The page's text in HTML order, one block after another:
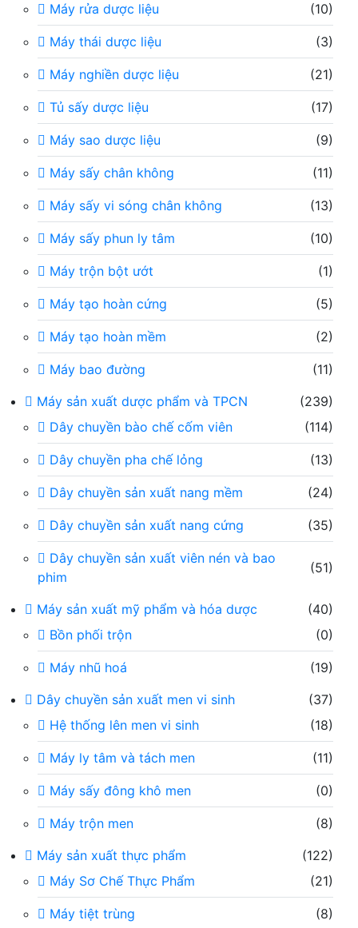
Máy rửa dược liệu (10)
Máy thái dược liệu (3)
Máy nghiền dược liệu (21)
Tủ sấy dược liệu (17)
Máy sao dược liệu (9)
Máy sấy chân không (11)
Máy sấy vi sóng chân không (13)
Máy sấy phun ly tâm (10)
Máy trộn bột ướt (1)
Máy tạo hoàn cứng (5)
Máy tạo hoàn mềm (2)
Máy bao đường
(11)
Máy sản xuất dược phẩm và TPCN
(239)
Dây chuyền bào chế cốm viên
(114)
Dây chuyền pha chế lỏng (13)
Dây chuyền sản xuất nang mềm (24)
Dây chuyền sản xuất nang cứng (35)
Dây chuyền sản xuất viên nén và bao
phim
(51)
Máy sản xuất mỹ phẩm và hóa dược
(40)
Bồn phối trộn
(0)
Máy nhũ hoá
(19)
Dây chuyền sản xuất men vi sinh
(37)
Hệ thống lên men vi sinh
(18)
Máy ly tâm và tách men (11)
Máy sấy đông khô men (0)
Máy trộn men
(8)
Máy sản xuất thực phẩm
(122)
Máy Sơ Chế Thực Phẩm
(21)
Máy tiệt trùng (8)